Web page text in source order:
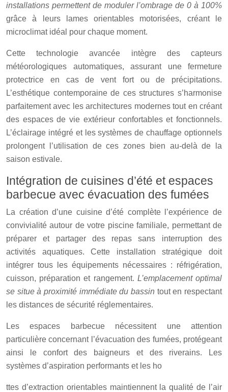
installations permettent de moduler l’ombrage de 0 à 100%
grâce à leurs lames orientables motorisées, créant le
microclimat idéal pour chaque moment.
Cette technologie avancée intègre des capteurs
météorologiques automatiques, assurant une fermeture
protectrice en cas de vent fort ou de précipitations.
L’esthétique contemporaine de ces structures s’harmonise
parfaitement avec les architectures modernes tout en créant
des espaces de vie extérieur confortables et fonctionnels.
L’éclairage intégré et les systèmes de chauffage optionnels
prolongent l’utilisation de ces zones bien au-delà de la
saison estivale.
Intégration de cuisines d’été et espaces
barbecue avec évacuation des fumées
La création d’une cuisine d’été complète l’expérience de
convivialité autour de votre piscine familiale, permettant de
préparer et partager des repas sans interruption des
activités aquatiques. Cette installation stratégique doit
intégrer tous les équipements nécessaires : réfrigération,
cuisson, préparation et rangement. L’emplacement optimal
se situe à proximité immédiate du bassin tout en respectant
les distances de sécurité réglementaires.
Les espaces barbecue nécessitent une attention
particulière concernant l’évacuation des fumées, protégeant
ainsi le confort des baigneurs et des riverains. Les
systèmes d’aspiration performants et les ho
ttes d’extraction orientables maintiennent la qualité de l’air